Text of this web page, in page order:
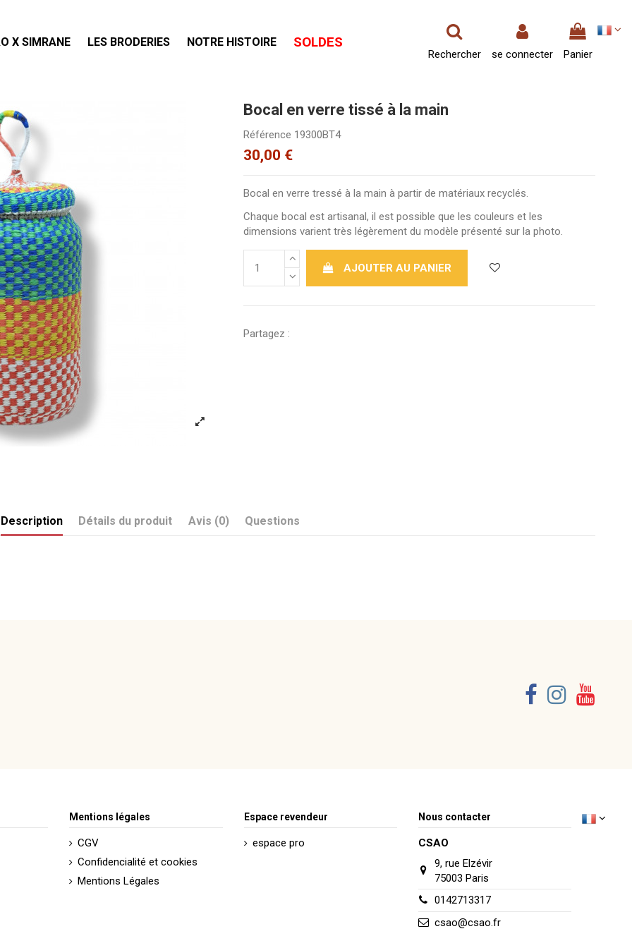
X SIMRANE LES BRODERIES NOTRE HISTOIRE SOLDES
Rechercher se connecter Panier
Bocal en verre tissé à la main
Référence 19300BT4
30,00 €
Bocal en verre tressé à la main à partir de matériaux recyclés.
Chaque bocal est artisanal, il est possible que les couleurs et les
dimensions varient très légèrement du modèle présenté sur la photo.
AJOUTER AU PANIER
Partagez :
Description Détails du produit Avis (0) Questions
Mentions légales
CGV
Confidencialité et cookies
Mentions Légales
Espace revendeur
espace pro
Nous contacter
CSAO
9, rue Elzévir
75003 Paris
0142713317
csao@csao.fr